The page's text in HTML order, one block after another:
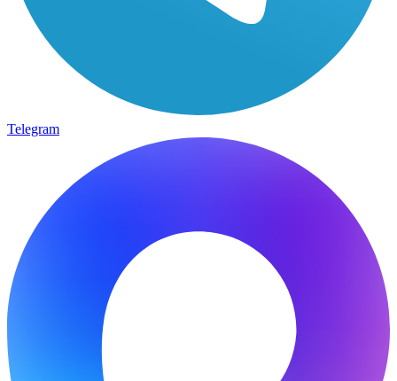
Telegram